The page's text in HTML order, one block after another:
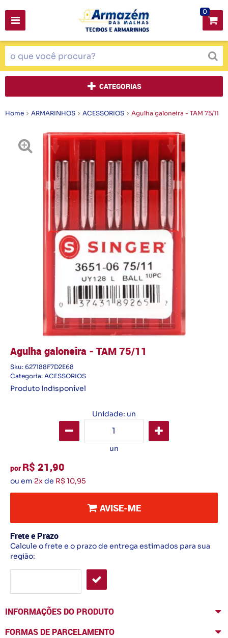
0
CATEGORIAS
Home ARMARINHOS ACESSORIOS Agulha galoneira - TAM 75/11
Agulha galoneira - TAM 75/11
Sku: 627188F7D2E68
Categoria: ACESSORIOS
Produto Indisponível
Unidade: un
un
por R$ 21,90
ou em 2xde R$ 10,95
AVISE-ME
Frete e Prazo
Calcule o frete e o prazo de entrega estimados para sua
região:
INFORMAÇÕES DO PRODUTO
FORMAS DE PARCELAMENTO